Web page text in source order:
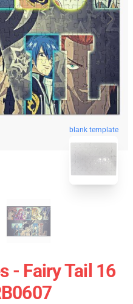
blank template
- Fairy Tail 16